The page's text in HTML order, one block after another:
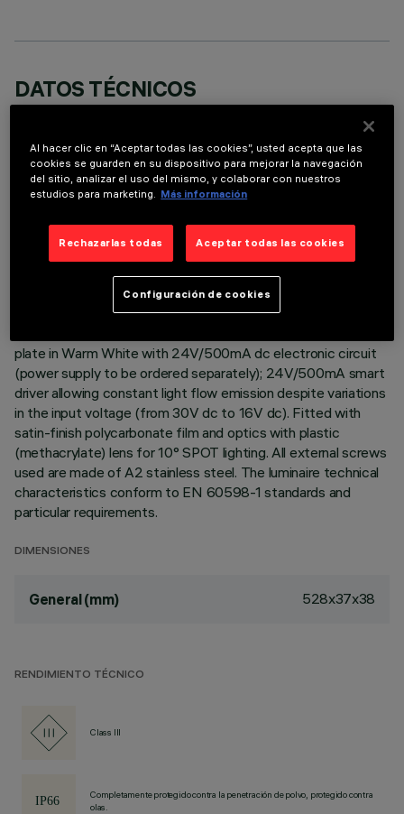
DATOS TÉCNICOS
DESCRIPCIÓN
Direct light luminaire, designed to use monochrome LED
aluminium body, with zamak die-cast end caps complete with
silicone gaskets. Coated with liquid acrylic paint with a high
level of weather and UV ray resistance. The top of the
optical assembly is closed by a 3 mm thick transparent glass
plate in Warm White with 24V/500mA dc electronic circuit
(power supply to be ordered separately); 24V/500mA smart
driver allowing constant light flow emission despite variations
in the input voltage (from 30V dc to 16V dc). Fitted with
satin-finish polycarbonate film and optics with plastic
(methacrylate) lens for 10° SPOT lighting. All external screws
used are made of A2 stainless steel. The luminaire technical
characteristics conform to EN 60598-1 standards and
particular requirements.
DIMENSIONES
General (mm) 528x37x38
RENDIMIENTO TÉCNICO
Class III
Completamente protegido contra la penetración de polvo, protegido contra
olas.
Al hacer clic en “Aceptar todas las cookies”, usted acepta que las
cookies se guarden en su dispositivo para mejorar la navegación
del sitio, analizar el uso del mismo, y colaborar con nuestros
estudios para marketing. Más información
Rechazarlas todas Aceptar todas las cookies
Configuración de cookies